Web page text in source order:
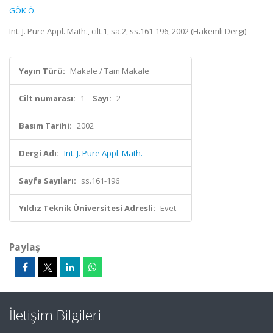
GÖK Ö.
Int. J. Pure Appl. Math., cilt.1, sa.2, ss.161-196, 2002 (Hakemli Dergi)
Yayın Türü: Makale / Tam Makale
Cilt numarası: 1 Sayı: 2
Basım Tarihi: 2002
Dergi Adı: Int. J. Pure Appl. Math.
Sayfa Sayıları: ss.161-196
Yıldız Teknik Üniversitesi Adresli: Evet
Paylaş
İletişim Bilgileri